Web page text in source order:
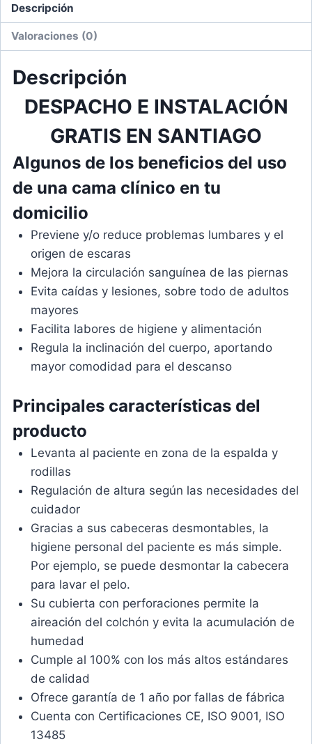
Descripción
Valoraciones (0)
Descripción
DESPACHO E INSTALACIÓN
GRATIS EN SANTIAGO
Algunos de los beneficios del uso
de una cama clínico en tu
domicilio
Previene y/o reduce problemas lumbares y el
origen de escaras
Mejora la circulación sanguínea de las piernas
Evita caídas y lesiones, sobre todo de adultos
mayores
Facilita labores de higiene y alimentación
Regula la inclinación del cuerpo, aportando
mayor comodidad para el descanso
Principales características del
producto
Levanta al paciente en zona de la espalda y
rodillas
Regulación de altura según las necesidades del
cuidador
Gracias a sus cabeceras desmontables, la
higiene personal del paciente es más simple.
Por ejemplo, se puede desmontar la cabecera
para lavar el pelo.
Su cubierta con perforaciones permite la
aireación del colchón y evita la acumulación de
humedad
Cumple al 100% con los más altos estándares
de calidad
Ofrece garantía de 1 año por fallas de fábrica
Cuenta con Certificaciones CE, ISO 9001, ISO
13485